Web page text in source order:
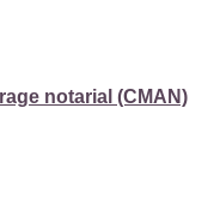
notarial (CMAN)